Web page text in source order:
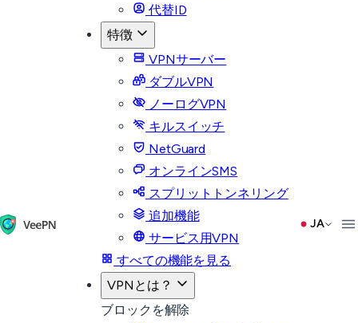
代替ID
特徴
VPNサーバー
ダブルVPN
ノーログVPN
キルスイッチ
NetGuard
オンラインSMS
スプリットトンネリング
追加機能
サービス用VPN
すべての機能を見る
VPNとは？
ブロックを解除
JA